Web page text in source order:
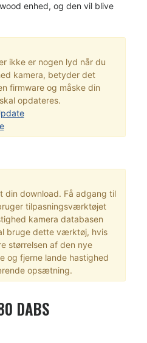
enhed, og den vil blive
ikke er nogen lyd når du
kamera, betyder det
firmware og måske din
opdateres.
din download. Få adgang til
tilpasningsværktøjet
kamera databasen
bruge dette værktøj, hvis
størrelsen af den nye
og fjerne lande hastighed
opsætning.
DABS